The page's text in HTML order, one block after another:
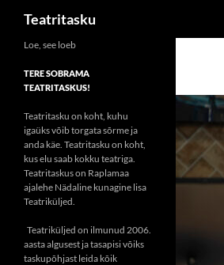
Liigu
juurde
Teatritasku
Loe, see loeb
TERE SOBRAMA
TEATRITASKUS!
Teatritasku on koht, kuhu
igaüks võib torgata sõrme ja
anda käe. Teatritasku on koht,
kus elu saab kokku teatriga.
Teatritaskus on Raplamaa
ajalehe Nädaline kunagine lisa
Teatriküljed.
Teatriküljed on ilmunud 2006.
aasta algusest ja tasapisi võiks
taskupõhjast leida kõik